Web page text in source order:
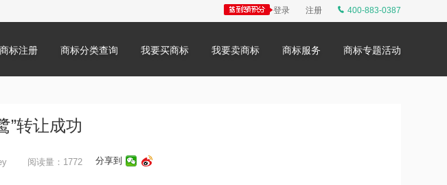
登录 注册 400-883-0387
标注册 商标分类查询 我要买商标 我要卖商标 商标服务 商标专题活动
”转让成功
阅读量：1772 分享到